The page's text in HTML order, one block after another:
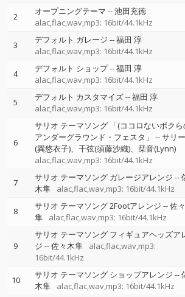
2 オープニングテーマ --池田充徳
alac,flac,wav,mp3: 16bit/44.1kHz
3 デフォルト ガレージ --福田 淳
alac,flac,wav,mp3: 16bit/44.1kHz
4 デフォルト ショップ--福田 淳
alac,flac,wav,mp3: 16bit/44.1kHz
5 デフォルト カスタマイズ--福田 淳
alac,flac,wav,mp3: 16bit/44.1kHz
6
サリオ テーマソング 「(ココロないボク
アンダーグラウンド・フェスタ」 --サリ
(巽悠衣子)、千弦(須藤沙織)、栞音(Lynn)
alac,flac,wav,mp3: 16bit/44.1kHz
7 サリオ テーマソング ガレージアレンジ --
木隼
alac,flac,wav,mp3: 16bit/44.1kHz
8 サリオ テーマソング 2Footアレンジ --佐
隼
alac,flac,wav,mp3: 16bit/44.1kHz
9
サリオ テーマソング フィギュアヘッズア
ジ --佐々木隼
alac,flac,wav,mp3:
16bit/44.1kHz
10 サリオ テーマソング ショップアレンジ --
木隼
alac,flac,wav,mp3: 16bit/44.1kHz